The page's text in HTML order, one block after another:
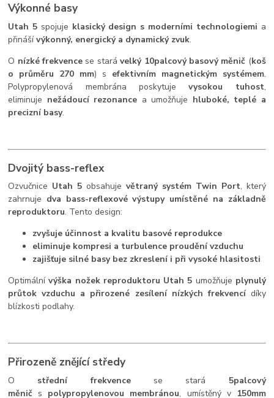
Výkonné basy
Utah 5spojuje klasický design s moderními technologiemi a
přinášívýkonný, energický a dynamický zvuk.
O nízké frekvencese starávelký 10palcový basový měnič (koš
o průměru 270 mm) s efektivním magnetickým systémem.
Polypropylenová membrána poskytujevysokou tuhost,
eliminuje nežádoucí rezonance a umožňuje hluboké, teplé a
precizní basy.
Dvojitý bass-reflex
Ozvučnice Utah 5 obsahuje větraný systém Twin Port, který
zahrnuje dva bass-reflexové výstupy umístěné na základně
reproduktoru. Tento design:
zvyšuje účinnost a kvalitu basové reprodukce
eliminuje kompresi a turbulence proudění vzduchu
zajišťuje silné basy bez zkreslení i při vysoké hlasitosti
Optimálnívýška nožek reproduktoru Utah 5 umožňuje plynulý
průtok vzduchu a přirozené zesílení nízkých frekvencídíky
blízkosti podlahy.
Přirozeně znějící středy
O střední frekvencese stará 5palcový
měnič s polypropylenovou membránou, umístěný v 150mm